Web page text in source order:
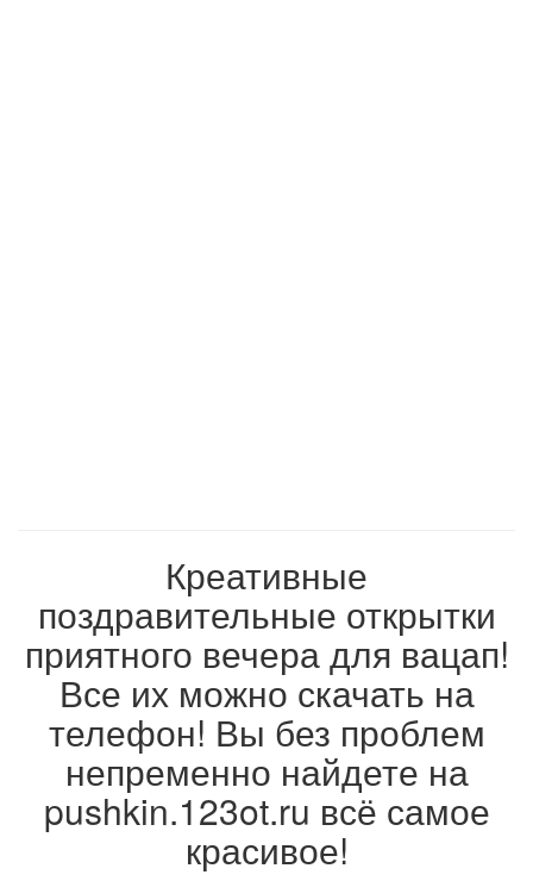
Креативные
поздравительные открытки
приятного вечера для вацап!
Все их можно скачать на
телефон! Вы без проблем
непременно найдете на
pushkin.123ot.ru всё самое
красивое!